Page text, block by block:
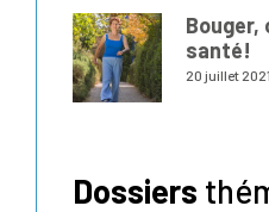
Bouger,
santé!
20 juillet 2021
Dossiers